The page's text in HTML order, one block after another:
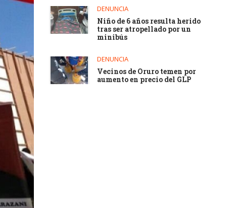
DENUNCIA
Niño de 6 años resulta herido
tras ser atropellado por un
minibús
DENUNCIA
Vecinos de Oruro temen por
aumento en precio del GLP